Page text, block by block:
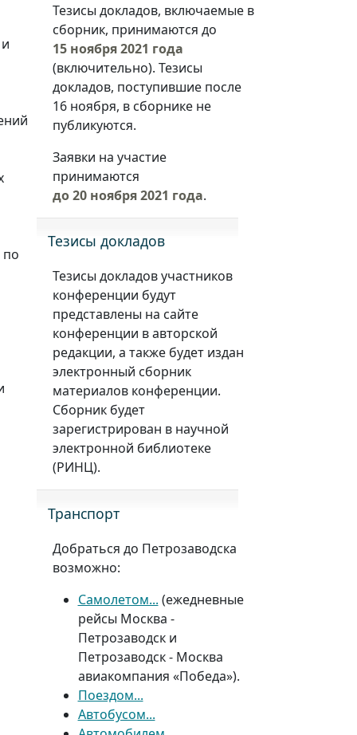
по
Тезисы докладов, включаемые в
сборник, принимаются до
15 ноября 2021 года
(включительно). Тезисы
докладов, поступившие после
16 ноября, в сборнике не
публикуются.
Заявки на участие
принимаются
до 20 ноября 2021 года.
Тезисы докладов
Тезисы докладов участников
конференции будут
представлены на сайте
конференции в авторской
редакции, а также будет издан
электронный сборник
материалов конференции.
Сборник будет
зарегистрирован в научной
электронной библиотеке
(РИНЦ).
Транспорт
Добраться до Петрозаводска
возможно:
Самолетом... (ежедневные
рейсы Москва -
Петрозаводск и
Петрозаводск - Москва
авиакомпания «Победа»).
Поездом...
Автобусом...